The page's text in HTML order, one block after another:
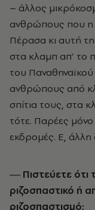
– άλλος
ανθρώπους που η
Πέρασα κι αυτή
στα κλαµπ απ’ το
του
ανθρώπους από
σπίτια τους, στα
τότε. Παρέες
εκδροµές. Ε,
― Πιστεύετε ότι
ριζοσπαστικό ή
ριζοσπαστισµό;